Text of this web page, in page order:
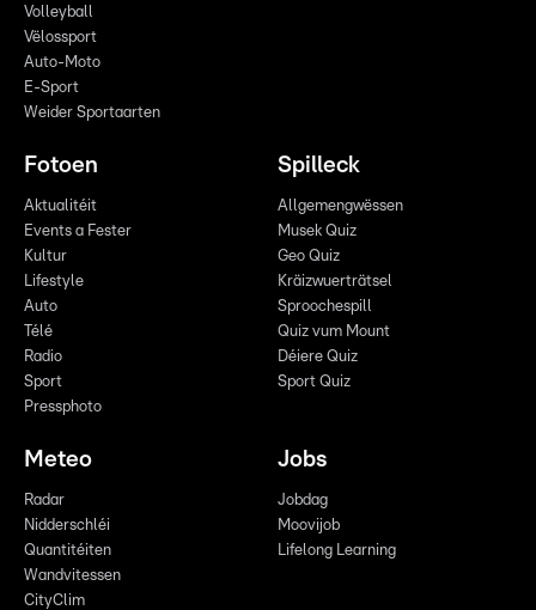
Volleyball
Vëlossport
Auto-Moto
E-Sport
Weider Sportaarten
Fotoen
Aktualitéit
Events a Fester
Kultur
Lifestyle
Auto
Télé
Radio
Sport
Pressphoto
Spilleck
Allgemengwëssen
Musek Quiz
Geo Quiz
Kräizwuerträtsel
Sproochespill
Quiz vum Mount
Déiere Quiz
Sport Quiz
Meteo
Radar
Nidderschléi
Quantitéiten
Wandvitessen
CityClim
Jobs
Jobdag
Moovijob
Lifelong Learning